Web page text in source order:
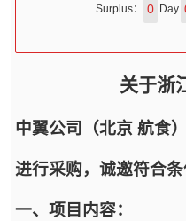
Surplus： 0 Day
关于浙
中翼公司（北京 航食
进行采购，诚邀符合
一、项目内容：